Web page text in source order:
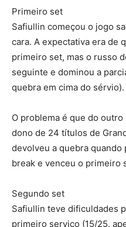
Primeiro set
Safiullin começou o jogo
cara. A expectativa era de
primeiro set, mas o russo
seguinte e dominou a
quebra em cima do sérvio).
O problema é que do
dono de 24 títulos de
devolveu a quebra
break e venceu o primeiro
Segundo set
Safiullin teve dificuldades
primeiro serviço (15/25,